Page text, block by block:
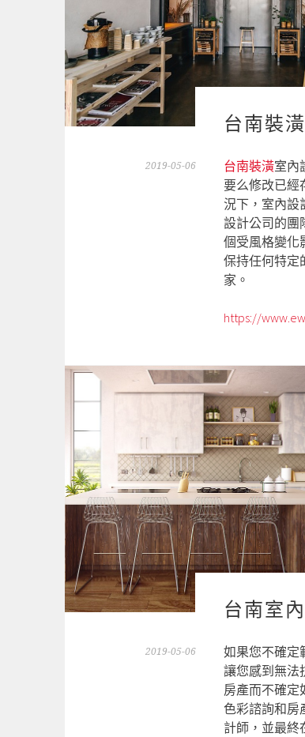
台南裝
2019-05-06 台南裝潢室內
要么修改已經
況下，室內設
設計公司的團
個受風格變化
保持任何特定
家。
https://
台南室
2019-05-06 如果您不確定
讓您感到無法
房產而不確定
色彩諮詢和房
計師，並最終